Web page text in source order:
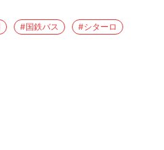
#国鉄バス #シターロ